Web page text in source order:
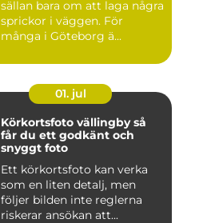
sällan bara om att laga några
sprickor i väggen. För
många i Göteborg ä...
01. jul
Körkortsfoto vällingby så
får du ett godkänt och
snyggt foto
Ett körkortsfoto kan verka
som en liten detalj, men
följer bilden inte reglerna
riskerar ansökan att...